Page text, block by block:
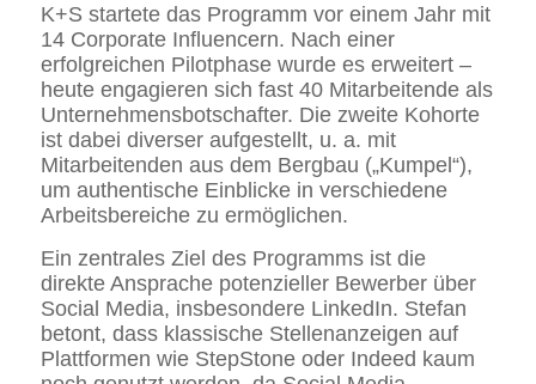
K+S startete das Programm vor einem Jahr mit
14 Corporate Influencern. Nach einer
erfolgreichen Pilotphase wurde es erweitert –
heute engagieren sich fast 40 Mitarbeitende als
Unternehmensbotschafter. Die zweite Kohorte
ist dabei diverser aufgestellt, u. a. mit
Mitarbeitenden aus dem Bergbau („Kumpel“),
um authentische Einblicke in verschiedene
Arbeitsbereiche zu ermöglichen.
Ein zentrales Ziel des Programms ist die
direkte Ansprache potenzieller Bewerber über
Social Media, insbesondere LinkedIn. Stefan
betont, dass klassische Stellenanzeigen auf
Plattformen wie StepStone oder Indeed kaum